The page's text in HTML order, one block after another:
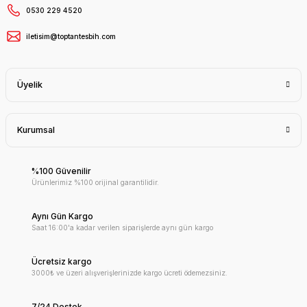
0530 229 4520
iletisim@toptantesbih.com
Üyelik
Kurumsal
%100 Güvenilir
Ürünlerimiz %100 orijinal garantilidir.
Aynı Gün Kargo
Saat 16:00'a kadar verilen siparişlerde aynı gün kargo
Ücretsiz kargo
3000₺ ve üzeri alışverişlerinizde kargo ücreti ödemezsiniz.